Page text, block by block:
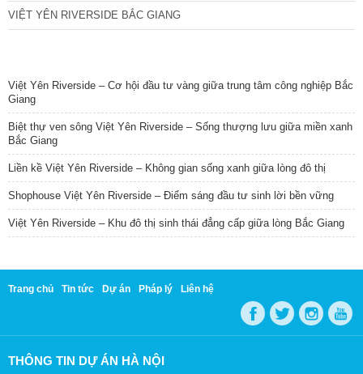
VIỆT YÊN RIVERSIDE BẮC GIANG
Việt Yên Riverside – Cơ hội đầu tư vàng giữa trung tâm công nghiệp Bắc
Giang
Biệt thự ven sông Việt Yên Riverside – Sống thượng lưu giữa miền xanh
Bắc Giang
Liền kề Việt Yên Riverside – Không gian sống xanh giữa lòng đô thị
Shophouse Việt Yên Riverside – Điểm sáng đầu tư sinh lời bền vững
Việt Yên Riverside – Khu đô thị sinh thái đẳng cấp giữa lòng Bắc Giang
Trang chủ Tin tức Dự án Pháp lý Liên hệ
THÔNG TIN DỰ ÁN HÀ NỘI